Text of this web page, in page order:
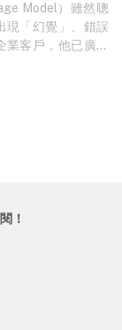
Model）雖然聰
現「幻覺」、錯誤
客戶，他已廣泛
！